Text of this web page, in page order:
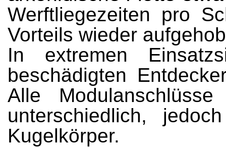
Werftliegezeiten pro
Vorteils wieder
In extremen
beschädigten
Alle
unterschiedlich,
Kugelkörper.